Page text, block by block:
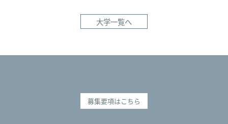
大学一覧へ
募集要項はこちら